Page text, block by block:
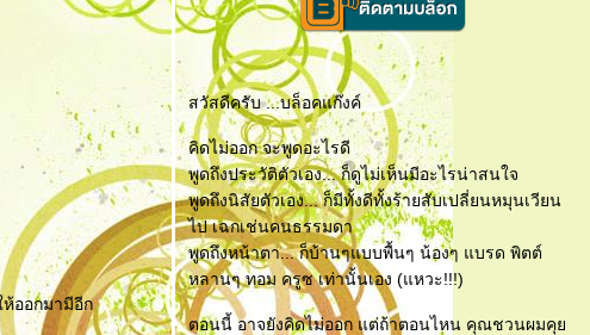
ห้ออกมามีอีก
สวัสดีครับ ...บล็อคแก๊งค์
คิดไม่ออก จะพูดอะไรดี
พูดถึงประวัติตัวเอง... ก็ดูไม่เห็นมีอะไรน่าสนใจ
พูดถึงนิสัยตัวเอง... ก็มีทั้งดีทั้งร้ายสับเปลี่ยนหมุนเวียน
ไป เฉกเช่นคนธรรมดา
พูดถึงหน้าตา... ก็บ้านๆแบบพื้นๆ น้องๆ แบรด พิตต์
หลานๆ ทอม ครูซ เท่านั้นเอง (แหวะ!!!)
ตอนนี้ อาจยังคิดไม่ออก แต่ถ้าตอนไหน คุณชวนผมคุ